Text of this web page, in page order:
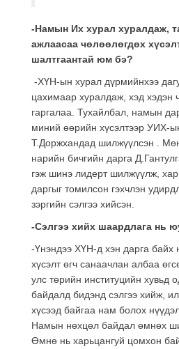
-Намын Их хурал хуралдаж,
ажлаасаа чөлөөлөгдөх
шалтгаантай юм бэ?
-ХҮН-ын хурал дүрмийнхээ
цахимаар хуралдаж, хэд хэдэн
гаргалаа. Тухайлбал, намын
миний өөрийн хүсэлтээр УИХ-
Т.Доржхандад шилжүүлсэн .
нарийн бичгийн дарга
гэж шинэ лидерт шилжүүлж,
даргыг томилсон гэхчлэн
зэргийн сэлгээ хийсэн.
-Сэлгээ хийх шаардлага нь
-Үнэндээ ХҮН-д хэн дарга байх
хүсэлт өгч санаачлан албаа
улс төрийн институцийн хувьд
байдалд бидэнд сэлгээ хийж,
хүсээд байгаа нам болох
Намын нөхцөл байдал өмнөх
Өмнө нь харьцангуй цомхон